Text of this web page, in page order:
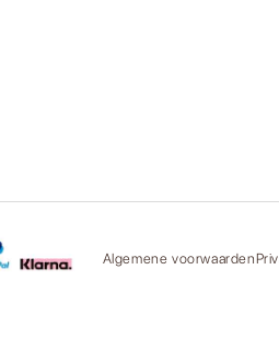
Algemene voorwaarden